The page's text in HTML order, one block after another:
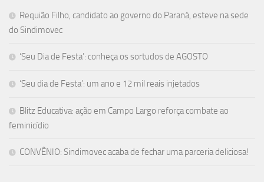
Requião Filho, candidato ao governo do Paraná, esteve na sede
do Sindimovec
‘Seu Dia de Festa’: conheça os sortudos de AGOSTO
‘Seu dia de Festa’: um ano e 12 mil reais injetados
Blitz Educativa: ação em Campo Largo reforça combate ao
feminicídio
CONVÊNIO: Sindimovec acaba de fechar uma parceria deliciosa!